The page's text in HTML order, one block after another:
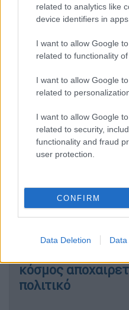
related to analytics like
device identifiers in apps.
I want to allow Google
related to functionality
I want to allow Google
related to
I want to allow Google
related to security,
functionality and fraud
user protection.
CONFIRM
Data Deletion Data
Κόσμος|26.12.2021
Ντέσμοντ
σταθμοί στη ζωή
Πέθανε ο πρώην
Δημοκρατίας
Χρέη στους
ρύθμιση έως 120
Πολιτική|26.12.2021
κόσμος
πολιτικό